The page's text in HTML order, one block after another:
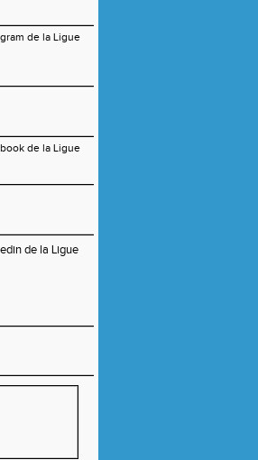
de la Ligue
de la Ligue
de la Ligue